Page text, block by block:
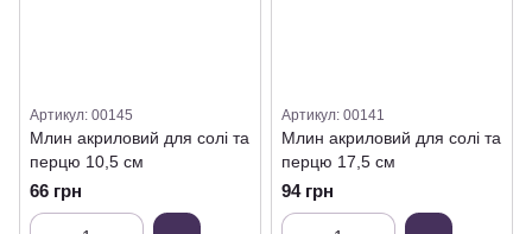
Артикул: 00145
Млин акриловий для солі та
перцю 10,5 см
66 грн
Артикул: 00141
Млин акриловий для солі та
перцю 17,5 см
94 грн